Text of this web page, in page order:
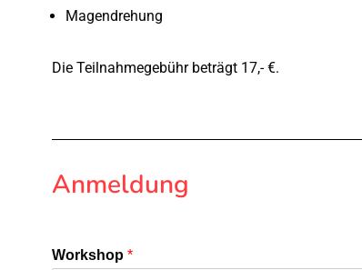
Magendrehung
Die Teilnahmegebühr beträgt 17,- €.
Anmeldung
Workshop *